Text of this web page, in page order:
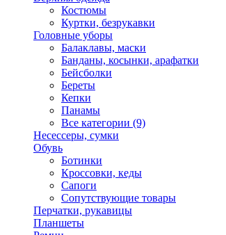
Костюмы
Куртки, безрукавки
Головные уборы
Балаклавы, маски
Банданы, косынки, арафатки
Бейсболки
Береты
Кепки
Панамы
Все категории (9)
Несессеры, сумки
Обувь
Ботинки
Кроссовки, кеды
Сапоги
Сопутствующие товары
Перчатки, рукавицы
Планшеты